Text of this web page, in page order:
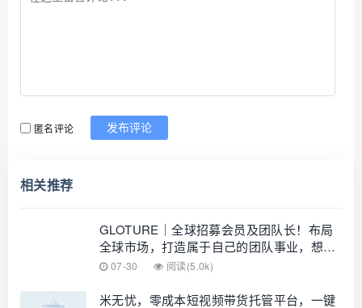
匿名评论 发布评论
相关推荐
GLOTURE｜全球招募会员及团队长！布局
全球市场，打造属于自己的团队事业，想增
加收入？想打造团队？加入 GLOTURE！
07-30 阅读(5.0k)
米无忧，零成本短视频带货托管平台，一键